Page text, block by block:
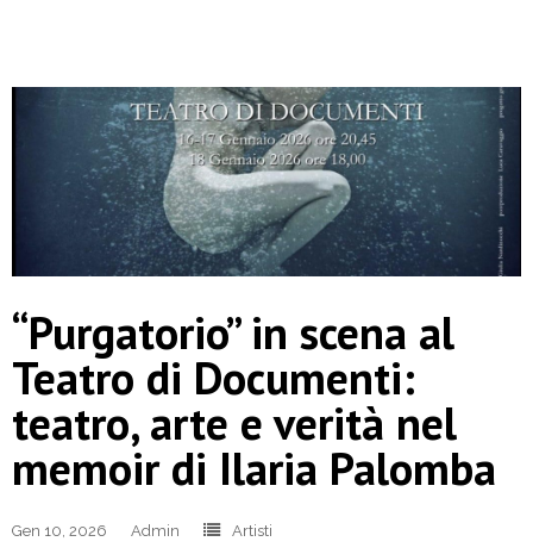
“Purgatorio” in scena al
Teatro di Documenti:
teatro, arte e verità nel
memoir di Ilaria Palomba
Gen 10, 2026 Admin
Artisti